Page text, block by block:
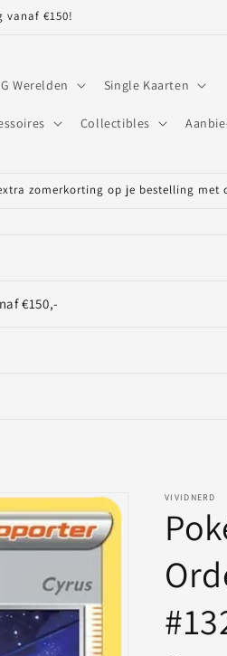
vanaf €150!
Werelden Single Kaarten
Collectibles
zomerkorting op je bestelling met
€150,-
VIVIDNERD